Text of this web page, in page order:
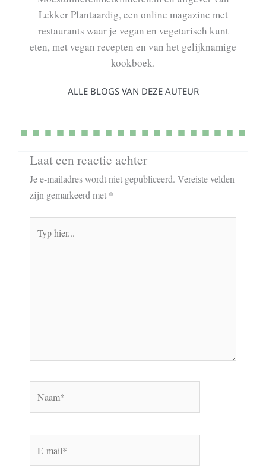
Lekker Plantaardig, een online magazine met
restaurants waar je vegan en vegetarisch kunt
eten, met vegan recepten en van het gelijknamige
kookboek.
ALLE BLOGS VAN DEZE AUTEUR
Laat een reactie achter
Je e-mailadres wordt niet gepubliceerd. Vereiste velden
zijn gemarkeerd met *
hier...
mail*